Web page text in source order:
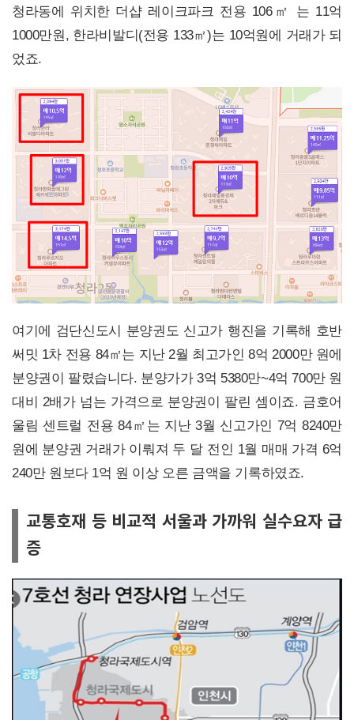
청라동에 위치한 더샵 레이크파크 전용 106㎡ 는 11억
1000만원, 한라비발디(전용 133㎡)는 10억원에 거래가 되
었죠.
여기에 검단신도시 분양권도 신고가 행진을 기록해 호반
써밋 1차 전용 84㎡는 지난 2월 최고가인 8억 2000만 원에
분양권이 팔렸습니다. 분양가가 3억 5380만~4억 700만 원
대비 2배가 넘는 가격으로 분양권이 팔린 셈이죠. 금호어
울림 센트럴 전용 84㎡는 지난 3월 신고가인 7억 8240만
원에 분양권 거래가 이뤄져 두 달 전인 1월 매매 가격 6억
240만 원보다 1억 원 이상 오른 금액을 기록하였죠.
교통호재 등 비교적 서울과 가까워 실수요자 급
증